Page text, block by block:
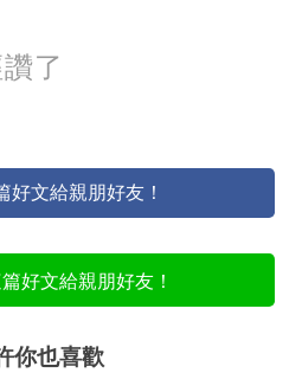
了
文給親朋好友！
好文給親朋好友！
你也喜歡